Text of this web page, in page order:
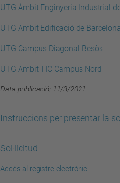
UTG Àmbit Enginyeria Industrial
UTG Àmbit Edificació de Barcelona
UTG Campus Diagonal-Besòs
UTG Àmbit TIC Campus Nord
Data publicació: 11/3/2021
Instruccions per presentar la
Sol·licitud
Accés al registre electrònic